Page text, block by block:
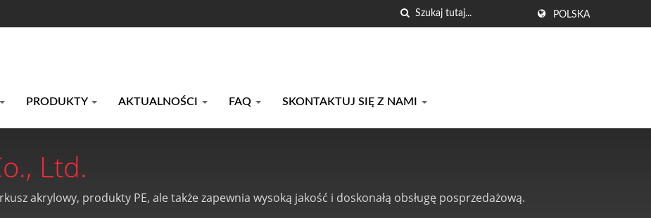
POLSKA
PRODUKTY AKTUALNOŚCI FAQ SKONTAKTUJ SIĘ Z NAMI
Ltd.
akrylowy, produkty PE, ale także zapewnia wysoką jakość i doskonałą obsługę posprzedażową.